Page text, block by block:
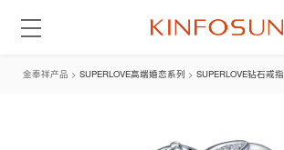
金奉祥产品 > SUPERLOVE高端婚恋系列 > SUPERLOVE钻石戒指